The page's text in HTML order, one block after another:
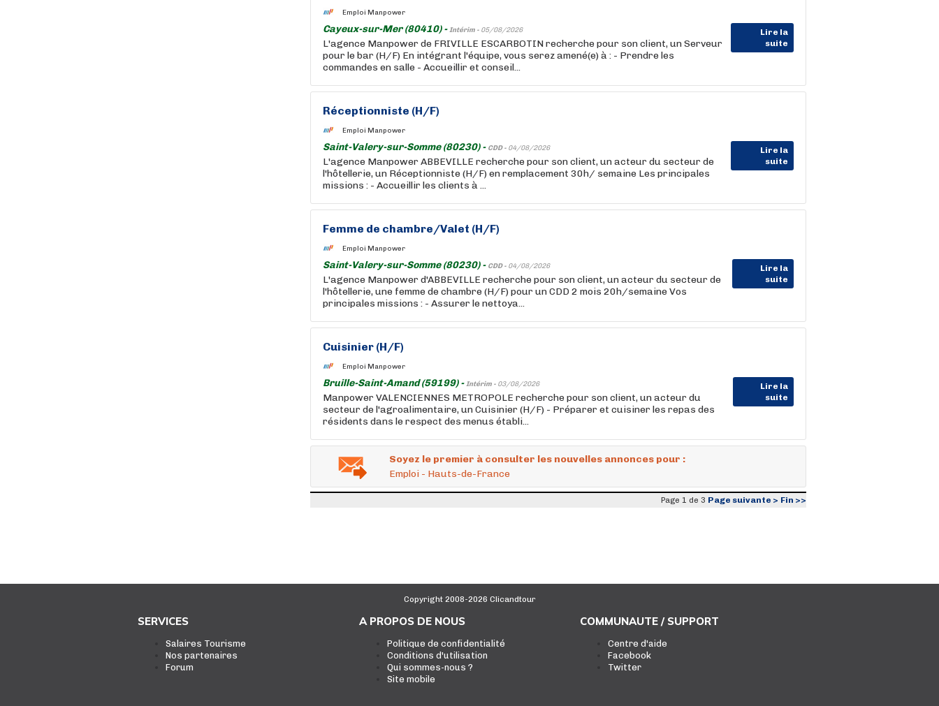
Emploi Manpower
Cayeux-sur-Mer (80410) -Intérim - 05/08/2026
Lire la
suite
L'agence Manpower de FRIVILLE ESCARBOTIN recherche pour son client, un Serveur
pour le bar (H/F) En intégrant l'équipe, vous serez amené(e) à : - Prendre les
commandes en salle - Accueillir et conseil...
Réceptionniste (H/F)
Emploi Manpower
Saint-Valery-sur-Somme (80230) - CDD - 04/08/2026
Lire la
suite
L'agence Manpower ABBEVILLE recherche pour son client, un acteur du secteur de
l'hôtellerie, un Réceptionniste (H/F) en remplacement 30h/ semaine Les principales
missions : - Accueillir les clients à ...
Femme de chambre/Valet (H/F)
Emploi Manpower
Saint-Valery-sur-Somme (80230) - CDD - 04/08/2026
Lire la
suite
L'agence Manpower d'ABBEVILLE recherche pour son client, un acteur du secteur de
l'hôtellerie, une femme de chambre (H/F) pour un CDD 2 mois 20h/semaine Vos
principales missions : - Assurer le nettoya...
Cuisinier (H/F)
Emploi Manpower
Bruille-Saint-Amand (59199) -Intérim - 03/08/2026
Lire la
suite
Manpower VALENCIENNES METROPOLE recherche pour son client, un acteur du
secteur de l'agroalimentaire, un Cuisinier (H/F) - Préparer et cuisiner les repas des
résidents dans le respect des menus établi...
Soyez le premier à consulter les nouvelles annonces pour :
Emploi - Hauts-de-France
Page 1 de 3 Page suivante > Fin >>
Copyright 2008-2026 Clicandtour
SERVICES
Salaires Tourisme
Nos partenaires
Forum
A PROPOS DE NOUS
Politique de confidentialité
Conditions d'utilisation
Qui sommes-nous ?
Site mobile
COMMUNAUTE / SUPPORT
Centre d'aide
Facebook
Twitter